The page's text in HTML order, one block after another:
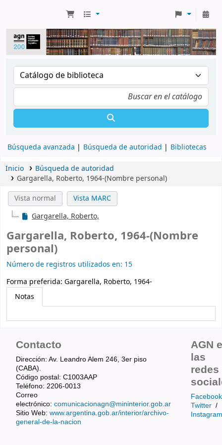
Búsqueda avanzada Búsqueda de autoridad Bibliotecas
Inicio
Búsqueda de autoridad
Gargarella, Roberto, 1964-(Nombre personal)
Vista normal
Vista MARC
Gargarella, Roberto,
Gargarella, Roberto, 1964-(Nombre
personal)
Número de registros utilizados en: 15
Forma preferida: Gargarella, Roberto, 1964-
Notas
Contacto
Dirección: Av. Leandro Alem 246, 3er piso
(CABA).
Código postal: C1003AAP
Teléfono: 2206-0013
Correo
electrónico: comunicacionagn@mininterior.gob.ar
Sitio Web: www.argentina.gob.ar/interior/archivo-
general-de-la-nacion
AGN
las
redes
Facebook
Twitter /
Instagram